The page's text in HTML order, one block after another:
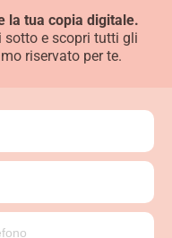
la tua copia digitale.
sotto e scopri tutti gli
riservato per te.